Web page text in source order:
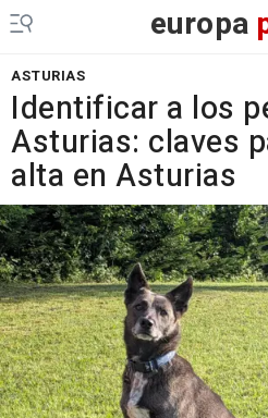
europa
ASTURIAS
Identificar a los
Asturias: claves
alta en Asturias